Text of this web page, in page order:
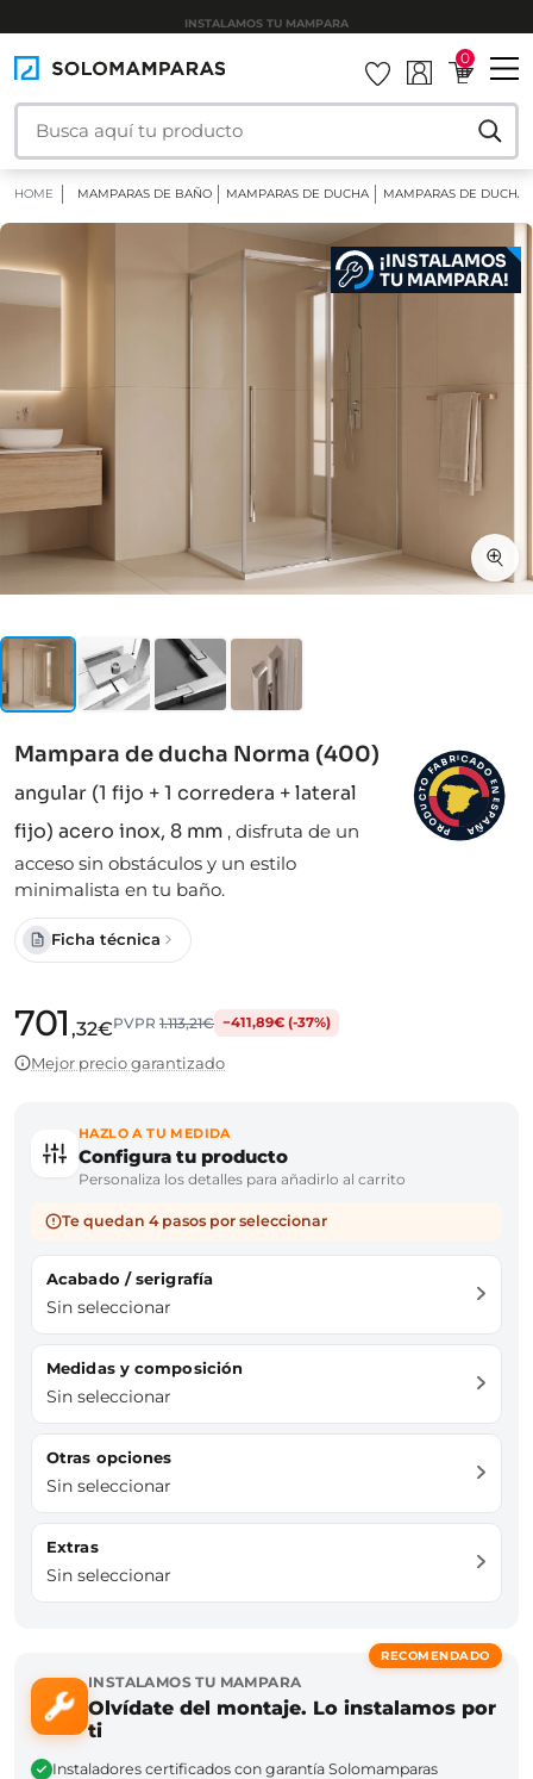
0
HOME MAMPARAS DE BAÑO MAMPARAS DE DUCHA MAMPARAS DE DUCHA
¡INSTALAMOS
TU MAMPARA!
Mampara de ducha Norma (400)
angular (1 fijo + 1 corredera + lateral
fijo) acero inox, 8 mm , disfruta de un
acceso sin obstáculos y un estilo
minimalista en tu baño.
P
R
O
D
U
C
T
O
FABRICADO
E
N
E
S
P
A
Ñ
A
Ficha técnica
701 ,32€PVPR1.113,21€ −411,89€ (-37%)
Mejor precio garantizado
HAZLO A TU MEDIDA
Configura tu producto
Personaliza los detalles para añadirlo al carrito
Te quedan 4 pasos por seleccionar
Acabado / serigrafía
Sin seleccionar
Medidas y composición
Sin seleccionar
Otras opciones
Sin seleccionar
Extras
Sin seleccionar
RECOMENDADO
INSTALAMOS TU MAMPARA
Olvídate del montaje. Lo instalamos por
ti
Instaladores certificados con garantía Solomamparas